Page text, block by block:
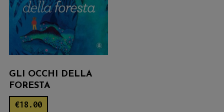
GLI OCCHI DELLA
FORESTA
€18.00